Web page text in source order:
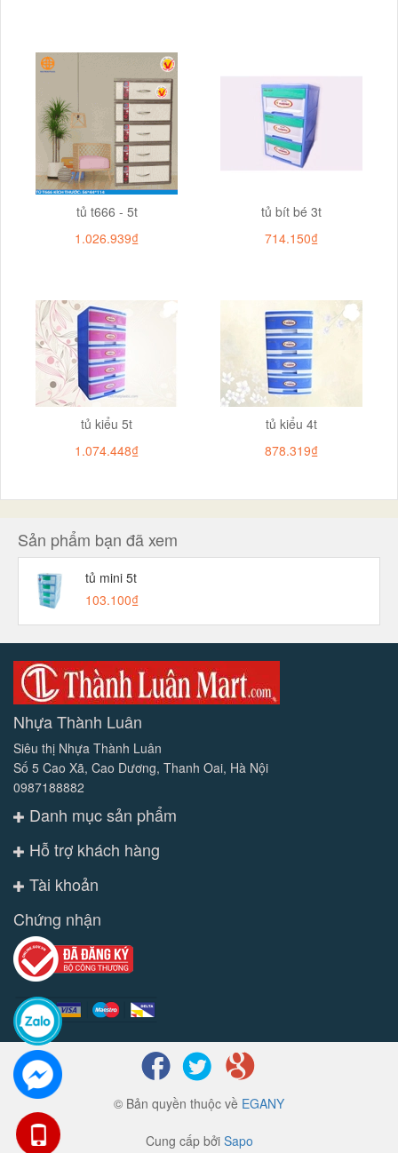
tủ t666 - 5t
1.026.939₫
tủ bít bé 3t
714.150₫
tủ kiểu 5t
1.074.448₫
tủ kiểu 4t
878.319₫
Sản phẩm bạn đã xem
tủ mini 5t
103.100₫
Nhựa Thành Luân
Siêu thị Nhựa Thành Luân
Số 5 Cao Xã, Cao Dương, Thanh Oai, Hà Nội
0987188882
Danh mục sản phẩm
Hỗ trợ khách hàng
Tài khoản
Chứng nhận
© Bản quyền thuộc về EGANY
Cung cấp bởi Sapo